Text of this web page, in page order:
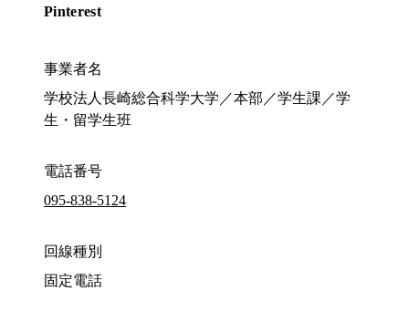
Pinterest
事業者名
学校法人長崎総合科学大学／本部／学生課／学
生・留学生班
電話番号
095-838-5124
回線種別
固定電話